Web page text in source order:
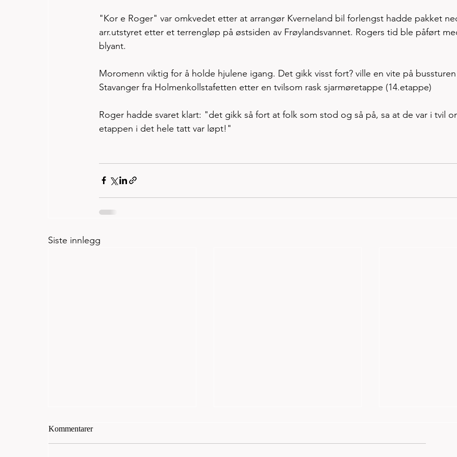
"Kor e Roger" var omkvedet etter at arrangør Kverneland bil forlengst hadde pakket
arr.utstyret etter et terrengløp på østsiden av Frøylandsvannet. Rogers tid ble påført
blyant.
Moromenn viktig for å holde hjulene igang. Det gikk visst fort? ville en vite på
Stavanger fra Holmenkollstafetten etter en tvilsom rask sjarmøretappe (14.etappe)
Roger hadde svaret klart: "det gikk så fort at folk som stod og så på, sa at de var i tvil
etappen i det hele tatt var løpt!"
Siste innlegg
Kommentarer